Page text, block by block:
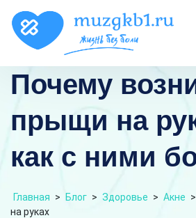
Почему
прыщи на
как с ними
Главная > Блог > Здоровье > Акне >
на руках